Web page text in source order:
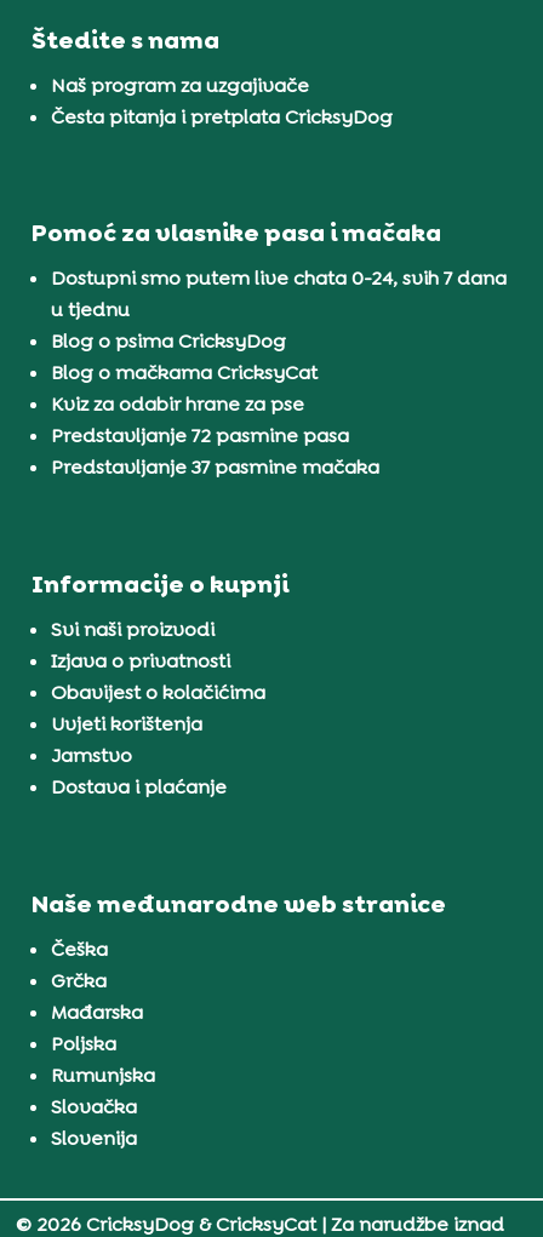
Štedite s nama
Naš program za uzgajivače
Česta pitanja i pretplata CricksyDog
Pomoć za vlasnike pasa i mačaka
Dostupni smo putem live chata 0-24, svih 7 dana
u tjednu
Blog o psima CricksyDog
Blog o mačkama CricksyCat
Kviz za odabir hrane za pse
Predstavljanje 72 pasmine pasa
Predstavljanje 37 pasmine mačaka
Informacije o kupnji
Svi naši proizvodi
Izjava o privatnosti
Obavijest o kolačićima
Uvjeti korištenja
Jamstvo
Dostava i plaćanje
Naše međunarodne web stranice
Češka
Grčka
Mađarska
Poljska
Rumunjska
Slovačka
Slovenija
© 2026 CricksyDog & CricksyCat| Za narudžbe iznad